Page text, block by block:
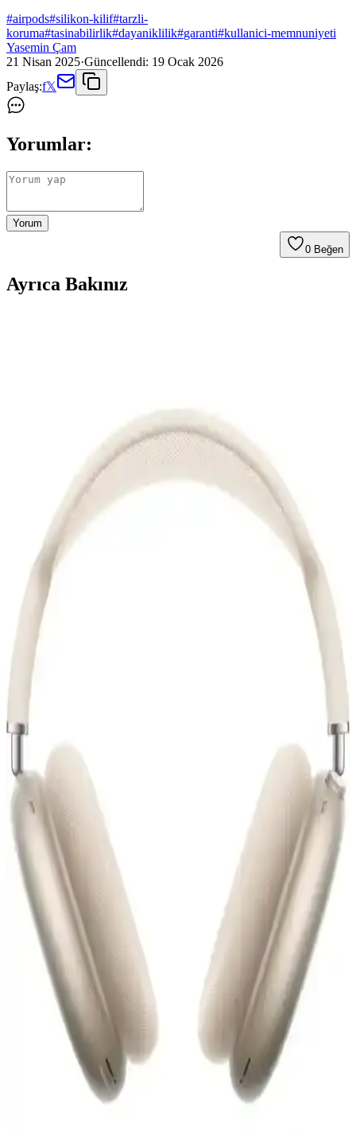
#airpods#silikon-kilif#tarzli-
koruma#tasinabilirlik#dayaniklilik#garanti#kullanici-memnuniyeti
Yasemin Çam
21 Nisan 2025·Güncellendi: 19 Ocak 2026
Paylaş:f𝕏
Yorumlar:
Yorum
0 Beğen
Ayrıca Bakınız
Kullanıcı konforu ve teknolojik yeniliklerle öne çıkıyor.
Teleface Pro Silikon Kılıf Lila Kopçalı: Şık ve
Koruyucu Airpods Pro Aksesuarı
Lila renkli Teleface Pro Silikon Kılıf, Airpods Pro'nuzu estetik ve
yüksek kaliteli silikon malzeme ile korur, taşımayı kolaylaştırır ve
KVK PRİVACY Kum Pembe AirPods 2. Nesil
Kulaklık Kılıfı Estetik ve Koruyucu Tasarım
KVK PRİVACY kum pembe kulaklık kılıfı, AirPods 2. nesil ile
uyumlu, şık tasarımı ve koruma özellikleriyle öne çıkar. Pratik
kullanımı ve estetik görünümüyle modern kullanıcılar için ideal bir
seçim.
iPhone ile Uyumlu Bluetooth Kulaklıklar: En
iPhone ile uyumlu Bluetooth kulaklıklar, yüksek ses kalitesi ve
kullanım kolaylığı sunar. Güncel modeller ve teknik özellikler
hakkında detaylar, seçim yaparken yardımcı olur.
Airpods 4. Nesil ve Bilişim Akademi Silikon Kılıfı
Karşılaştırması ve Kullanıcı Yorumları
Airpods 4. nesil ve Bilişim Akademi silikon kılıfı karşılaştırması,
malzeme, koruma, uyumluluk ve tasarım özellikleriyle detaylı analiz
içerir.
AktarMobile ve Bilişim Akademi Airpods Silikon
Kılıfı Karşılaştırması ve Kullanıcı Yorumları
AktarMobile ve Bilişim Akademi Airpods silikon kılıflarını
malzeme, koruma ve kullanım açısından karşılaştırıyoruz, kullanıcı
yorumlarıyla ürünlerin avantaj ve dezavantajlarını ortaya koyuyoruz.
iPhone İçin En Uygun Kulaklık Seçenekleri ve
Kullanım İpuçları Rehberi
iPhone uyumlu kulaklıklar, ses kalitesi ve konfor açısından detaylı
seçenekler ve ipuçlarıyla, kullanıcıların ihtiyaçlarına uygun en iyi
kulaklıkları seçmesine yardımcı oluyor.
Apple AirPods Max Bluetooth Kulaküstü Kulaklık -